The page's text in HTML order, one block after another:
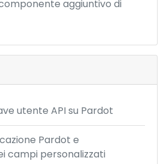
aggiuntivo di
utente API su Pardot
Pardot e
campi personalizzati